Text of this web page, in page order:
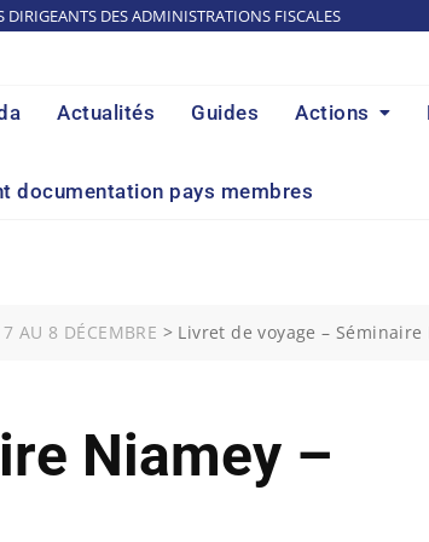
DIRIGEANTS DES ADMINISTRATIONS FISCALES
Actualités Guides Actions
documentation pays membres
AU 8 DÉCEMBRE > Livret de voyage – Séminaire
Niamey –